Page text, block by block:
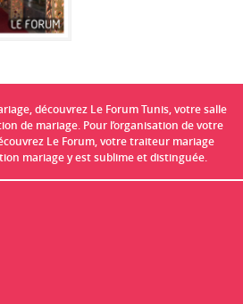
découvrez Le Forum Tunis, votre salle
de mariage. Pour l’organisation de votre
Le Forum, votre traiteur mariage
mariage y est sublime et distinguée.